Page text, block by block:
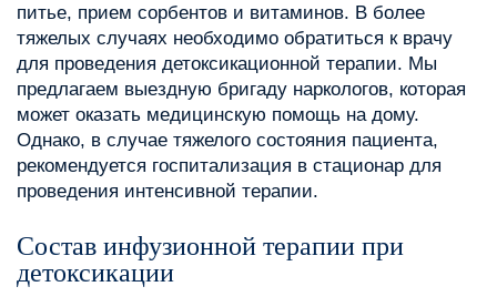
питье, прием сорбентов и витаминов. В более
тяжелых случаях необходимо обратиться к врачу
для проведения детоксикационной терапии. Мы
предлагаем выездную бригаду наркологов, которая
может оказать медицинскую помощь на дому.
Однако, в случае тяжелого состояния пациента,
рекомендуется госпитализация в стационар для
проведения интенсивной терапии.
Состав инфузионной терапии при
детоксикации